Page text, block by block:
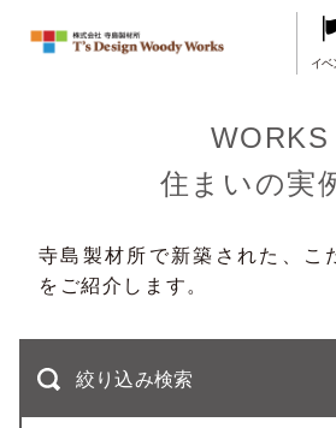
イベ
TOP 住まいの実例集
WORKS
住まいの実
寺島製材所で新築された、こ
をご紹介します。
絞り込み検索